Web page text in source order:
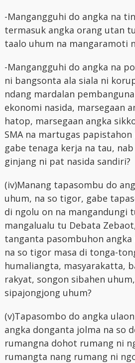
-Mangangguhi do angka na
termasuk angka orang utan
taalo uhum na mangaramoti
-Mangangguhi do angka na
ni bangsonta ala siala ni
ndang mardalan
ekonomi nasida, marsegaan
hatop, marsegaan angka
SMA na martugas papistahon
gabe tenaga kerja na tau,
ginjang ni pat nasida sandiri?
(iv)Manang tapasombu do
uhum, na so tigor, gabe
di ngolu on na mangandungi
mangalualu tu Debata
tanganta pasombuhon
na so tigor masa di tonga-
humaliangta, masyarakatta,
rakyat, songon sibahen
sipajongjong uhum?
(v)Tapasombo do angka
angka donganta jolma na so
rumangna dohot rumang ni
rumangta nang rumang ni